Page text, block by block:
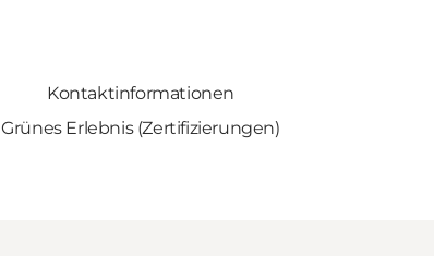
Kontaktinformationen
Grünes Erlebnis (Zertifizierungen)